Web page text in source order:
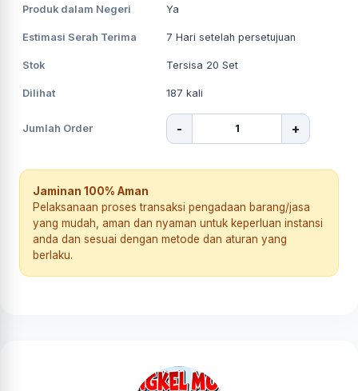
Produk dalam Negeri Ya
Estimasi Serah Terima 7 Hari setelah persetujuan
Stok Tersisa 20 Set
Dilihat 187 kali
Jumlah Order - +
Jaminan 100% Aman
Pelaksanaan proses transaksi pengadaan barang/jasa
yang mudah, aman dan nyaman untuk keperluan instansi
anda dan sesuai dengan metode dan aturan yang
berlaku.